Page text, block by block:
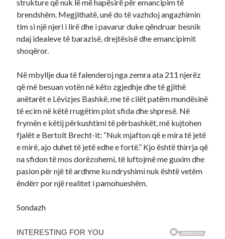
strukture që nuk lë më hapësirë për emancipim të
brendshëm. Megjithatë, unë do të vazhdoj angazhimin
tim si një njeri i lirë dhe i pavarur duke qëndruar besnik
ndaj idealeve të barazisë, drejtësisë dhe emancipimit
shoqëror.
Në mbyllje dua të falenderoj nga zemra ata 211 njerëz
që më besuan votën në këto zgjedhje dhe të gjithë
anëtarët e Lëvizjes Bashkë, me të cilët patëm mundësinë
të ecim në këtë rrugëtim plot sfida dhe shpresë. Në
frymën e këtij përkushtimi të përbashkët, më kujtohen
fjalët e Bertolt Brecht-it: “Nuk mjafton që e mira të jetë
e mirë, ajo duhet të jetë edhe e fortë.” Kjo është thirrja që
na sfidon të mos dorëzohemi, të luftojmë me guxim dhe
pasion për një të ardhme ku ndryshimi nuk është vetëm
ëndërr por një realitet i pamohueshëm.
Sondazh